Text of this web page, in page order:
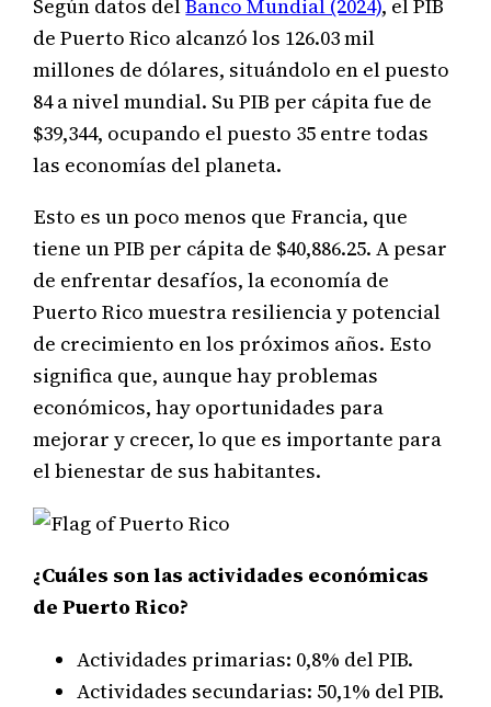
Según datos delBanco Mundial (2024), el PIB
de Puerto Rico alcanzó los 126.03 mil
millones de dólares, situándolo en el puesto
84 a nivel mundial. Su PIB per cápita fue de
$39,344, ocupando el puesto 35 entre todas
las economías del planeta.
Esto es un poco menos que Francia, que
tiene un PIB per cápita de $40,886.25. A pesar
de enfrentar desafíos, la economía de
Puerto Rico muestra resiliencia y potencial
de crecimiento en los próximos años. Esto
significa que, aunque hay problemas
económicos, hay oportunidades para
mejorar y crecer, lo que es importante para
el bienestar de sus habitantes.
¿Cuáles son las actividades económicas
de Puerto Rico?
Actividades primarias: 0,8% del PIB.
Actividades secundarias: 50,1% del PIB.